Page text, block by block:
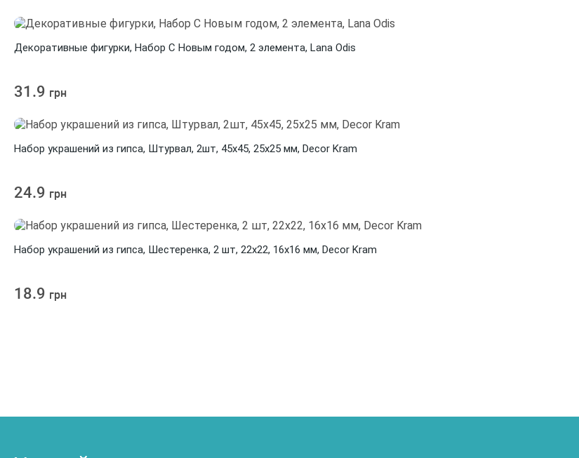
Декоративные фигурки, Набор С Новым годом, 2 элемента, Lana Odis
31.9 грн
Набор украшений из гипса, Штурвал, 2шт, 45х45, 25х25 мм, Decor Kram
24.9 грн
Набор украшений из гипса, Шестеренка, 2 шт, 22х22, 16х16 мм, Decor Kram
18.9 грн